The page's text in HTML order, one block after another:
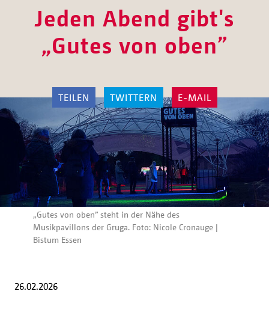
Jeden Abend gibt's
„Gutes von oben”
TEILEN TWITTERN E-MAIL
„Gutes von oben” steht in der Nähe des
Musikpavillons der Gruga. Foto: Nicole Cronauge |
Bistum Essen
26.02.2026